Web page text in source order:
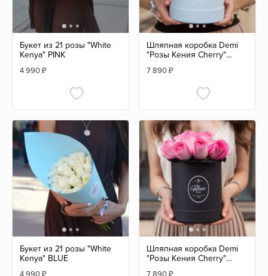
Букет из 21 розы "White
Kenya" PINK
4 990₽
Шляпная коробка Demi
"Розы Кения Cherry"
7 890₽
Букет из 21 розы "White
Kenya" BLUE
Шляпная коробка Demi
"Розы Кения Cherry"